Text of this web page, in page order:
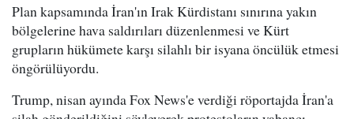
Plan kapsamında İran'ın Irak Kürdistanı sınırına yakın
bölgelerine hava saldırıları düzenlenmesi ve Kürt
grupların hükümete karşı silahlı bir isyana öncülük etmesi
öngörülüyordu.
Trump, nisan ayında Fox News'e verdiği röportajda İran'a